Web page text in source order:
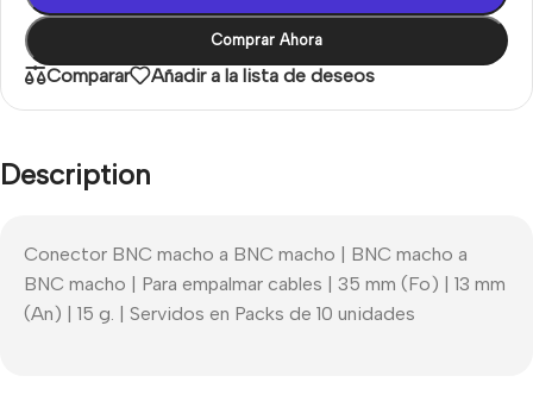
Comprar Ahora
Comparar Añadir a la lista de deseos
Description
Conector BNC macho a BNC macho | BNC macho a
BNC macho | Para empalmar cables | 35 mm (Fo) | 13 mm
(An) | 15 g. | Servidos en Packs de 10 unidades